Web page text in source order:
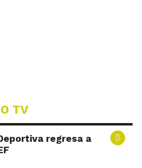
TV
regresa a